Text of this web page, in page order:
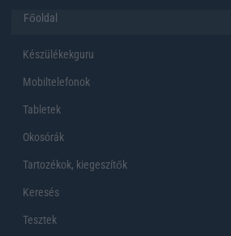
Főoldal
Készülékekguru
Mobiltelefonok
Tabletek
Okosórák
Tartozékok, kiegeszítők
Keresés
Tesztek